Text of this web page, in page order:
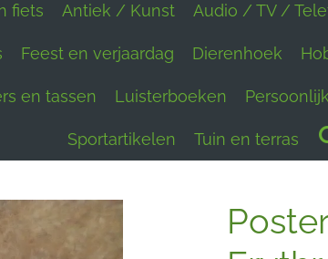
fiets Antiek / Kunst Audio / TV /
Feest en verjaardag Dierenhoek
en tassen Luisterboeken
Sportartikelen Tuin en terras